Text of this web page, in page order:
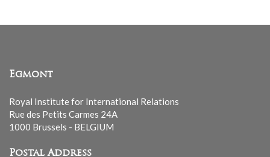
Egmont
Royal Institute for International Relations
Rue des Petits Carmes 24A
1000 Brussels - BELGIUM
Postal Address